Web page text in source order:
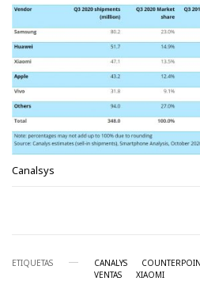
Canalsys
ETIQUETAS CANALYS
VENTAS
XIAOMI